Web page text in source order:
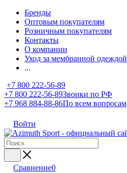
Бренды
Оптовым покупателям
Розничным покупателям
Контакты
О компании
Уход за мембранной одеждой
...
+7 800 222-56-89
+7 800 222-56-89Звонки по РФ
+7 968 884-88-86По всем вопросам
Войти
Сравнение0